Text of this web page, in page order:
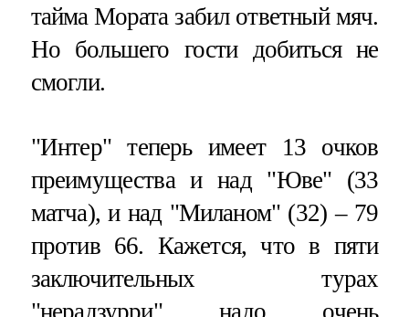
тайма Мората забил ответный мяч.
Но большего гости добиться не
смогли.
"Интер" теперь имеет 13 очков
преимущества и над "Юве" (33
матча), и над "Миланом" (32) – 79
против 66. Кажется, что в пяти
заключительных турах
"нерадзурри" надо очень